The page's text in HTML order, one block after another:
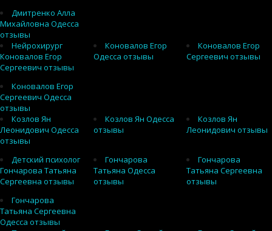
Дмитренко Алла
Михайловна Одесса
отзывы
Нейрохирург
Коновалов Егор
Сергеевич отзывы
Коновалов Егор
Одесса отзывы
Коновалов Егор
Сергеевич отзывы
Коновалов Егор
Сергеевич Одесса
отзывы
Козлов Ян
Леонидович Одесса
отзывы
Козлов Ян Одесса
отзывы
Козлов Ян
Леонидович отзывы
Детский психолог
Гончарова Татьяна
Сергеевна отзывы
Гончарова
Татьяна Одесса
отзывы
Гончарова
Татьяна Сергеевна
отзывы
Гончарова
Татьяна Сергеевна
Одесса отзывы